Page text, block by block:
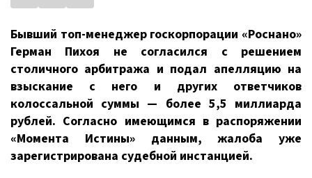
Бывший топ-менеджер госкорпорации «Роснано»
Герман Пихоя не согласился с решением
столичного арбитража и подал апелляцию на
взыскание с него и других ответчиков
колоссальной суммы — более 5,5 миллиарда
рублей. Согласно имеющимся в распоряжении
«Момента Истины» данным, жалоба уже
зарегистрирована судебной инстанцией.